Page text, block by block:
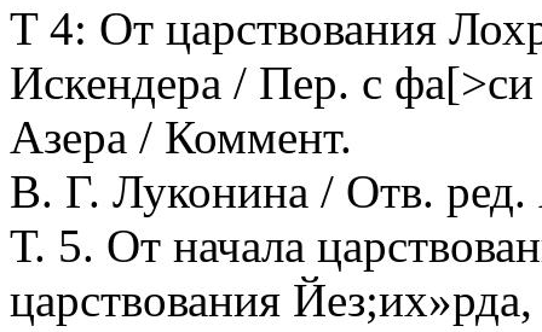
T 4: От царствования
Искендера / Пер. с
Азера / Коммент.
В. Г. Луконина / Отв.
Т. 5. От начала
царствования